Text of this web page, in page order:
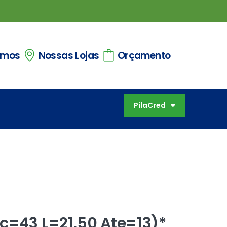
Nossas Lojas Orçamento
PilaCred